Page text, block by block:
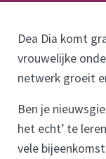
Dea Dia komt
vrouwelijke
netwerk groeit
Ben je
het echt’ te
vele